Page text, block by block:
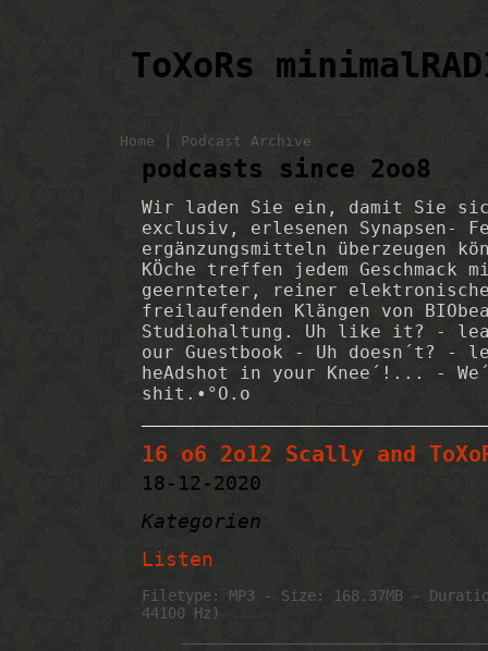
ToXoRs
Home Podcast Archive
podcasts since 2oo8
Wir laden Sie ein, damit Sie
exclusiv, erlesenen Synapsen-
ergänzungsmitteln überzeugen
KÖche treffen jedem Geschmack
geernteter, reiner
freilaufenden Klängen von
Studiohaltung. Uh like it? -
our Guestbook - Uh doesn´t? -
heAdshot in your Knee´!... -
shit.•°O.o
16 o6 2o12 Scally and
18-12-2020
Kategorien
Listen
Filetype: MP3 - Size: 168.37MB -
44100 Hz)